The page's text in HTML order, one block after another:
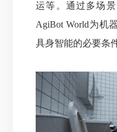
运等。通过多场
AgiBot World为机
具身智能的必要条